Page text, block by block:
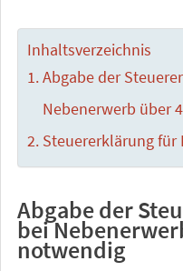
Inhaltsverzeichnis
Abgabe der
Nebenerwerb über
Steuererklärung
Abgabe der
bei
notwendig